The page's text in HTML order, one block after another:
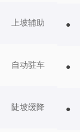
上坡辅助
自动驻车
陡坡缓降
●
●
●